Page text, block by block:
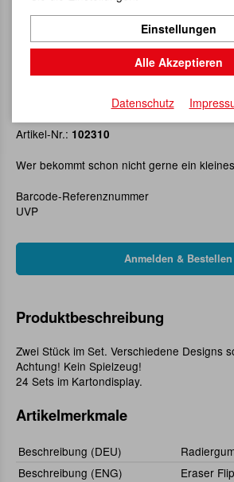
Radiergummi
Artikel-Nr.: 102310
Wer bekommt schon nicht gerne ein
Barcode-Referenznummer
UVP
Produktbeschreibung
Zwei Stück im Set. Verschiedene Designs
Achtung! Kein Spielzeug!
24 Sets im Kartondisplay.
Artikelmerkmale
Beschreibung (DEU)
Beschreibung (ENG)
Eraser
Einstellungen
Alle Akzeptieren
Datenschutz